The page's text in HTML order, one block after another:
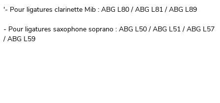
'- Pour ligatures clarinette Mib : ABG L80 / ABG L81 / ABG L89
- Pour ligatures saxophone soprano : ABG L50 / ABG L51 / ABG L57
/ ABG L59